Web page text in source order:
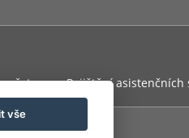
Pojištění asistenčních
vše